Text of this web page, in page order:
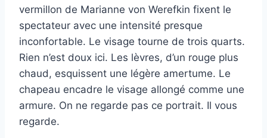
vermillon de Marianne von Werefkin fixent le
spectateur avec une intensité presque
inconfortable. Le visage tourne de trois quarts.
Rien n’est doux ici. Les lèvres, d’un rouge plus
chaud, esquissent une légère amertume. Le
chapeau encadre le visage allongé comme une
armure. On ne regarde pas ce portrait. Il vous
regarde.